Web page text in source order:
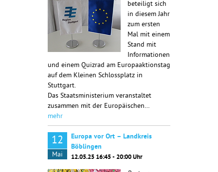
beteiligt sich
in diesem Jahr
zum ersten
Mal mit einem
Stand mit
Informationen
und einem Quizrad am Europaaktionstag
auf dem Kleinen Schlossplatz in
Stuttgart.
Das Staatsministerium veranstaltet
zusammen mit der Europäischen…
mehr
12
Mai
Europa vor Ort – Landkreis
Böblingen
12.05.25 16:45 - 20:00 Uhr